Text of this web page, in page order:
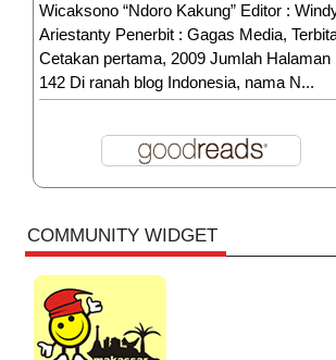
Wicaksono “Ndoro Kakung” Editor :
Ariestanty Penerbit : Gagas Media,
Cetakan pertama, 2009 Jumlah Halaman
142 Di ranah blog Indonesia, nama N...
COMMUNITY WIDGET